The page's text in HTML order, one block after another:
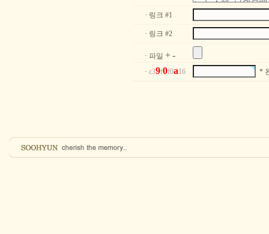
· 링크 #1
· 링크 #2
· 파일 +-
· c39f0f0a16 *